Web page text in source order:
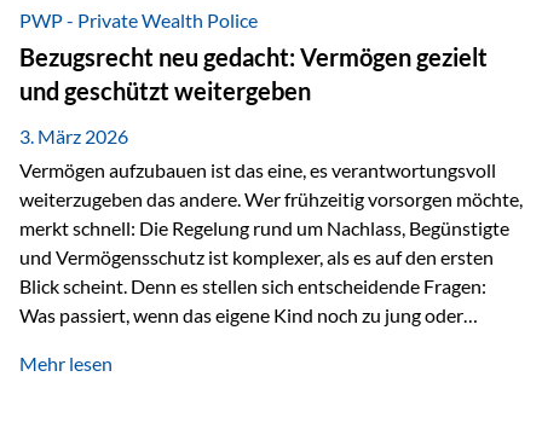
Privatdepot fallen an: Abgeltungssteuer Fondsbesteuerung
(Vorabpauschale, Teilfreistellung) Kein steuerlicher Abzug
der Vermögensverwaltungs-Gebühren /
Depotbankgebühren Jährliches Steuerreporting erforderlich
Zinsen, Dividenden und Kursgewinne werden laufend
besteuert.
PWP - Private Wealth Police
Bezugsrecht neu gedacht: Vermögen gezielt
und geschützt weitergeben
3. März 2026
Vermögen aufzubauen ist das eine, es verantwortungsvoll
weiterzugeben das andere. Wer frühzeitig vorsorgen möchte,
merkt schnell: Die Regelung rund um Nachlass, Begünstigte
und Vermögensschutz ist komplexer, als es auf den ersten
Blick scheint. Denn es stellen sich entscheidende Fragen:
Was passiert, wenn das eigene Kind noch zu jung oder
verwalten? Wie kann verhindert werden, dass Ex-Partner,
Mehr lesen